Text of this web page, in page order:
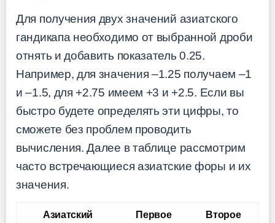
Для получения двух значений азиатского
гандикапа необходимо от выбранной дроби
отнять и добавить показатель 0.25.
Например, для значения –1.25 получаем –1
и –1.5, для +2.75 имеем +3 и +2.5. Если вы
быстро будете определять эти цифры, то
сможете без проблем проводить
вычисления. Далее в таблице рассмотрим
часто встречающиеся азиатские форы и их
значения.
Азиатский
Первое
Второе